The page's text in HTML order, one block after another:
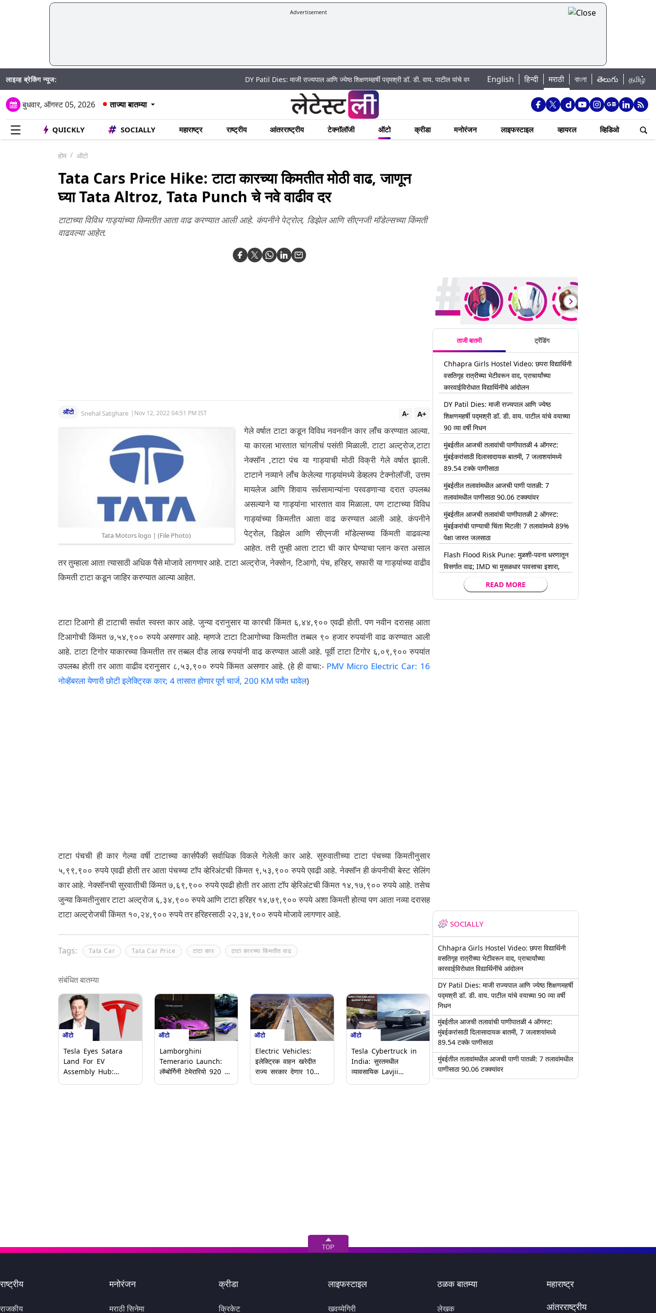
Advertisement
लाइव्ह ब्रेकिंग न्यूज: DY Patil Dies: माजी राज्यपाल आणि ज्येष्ठ शिक्षणमहर्षी पद्मश्री डॉ. डी. वाय. पाटील यांचे वयाच्या 90 व्या वर्षी निधन| मुंबईतील तलावांमधील आजची पाणी पातळी: 7 तलावांमधील
English हिन्दी मराठी বাংলা తెలుగు தமிழ்
बुधवार, ऑगस्ट 05, 2026 ताज्या बातम्या
QUICKLY SOCIALLY महाराष्ट्र राष्ट्रीय आंतरराष्ट्रीय टेक्नॉलॉजी ऑटो क्रीडा मनोरंजन लाइफस्टाइल व्हायरल व्हिडिओ
होम ऑटो
Tata Cars Price Hike: टाटा कारच्या किमतीत मोठी वाढ, जाणून
घ्या Tata Altroz, Tata Punch चे नवे वाढीव दर
टाटाच्या विविध गाड्यांच्या किमतीत आता वाढ करण्यात आली आहे. कंपनीने पेट्रोल, डिझेल आणि सीएनजी मॉडेल्सच्या किंमती
वाढवल्या आहेत.
ऑटो Snehal Satghare | Nov 12, 2022 04:51 PM IST A+
A-
Tata Motors logo | (File Photo)
गेले वर्षात टाटा कडून विविध नवनवीन कार लॉंच करण्यात आल्या.
या कारला भारतात चांगलीचं पसंती मिळाली. टाटा अल्ट्रोज,टाटा
नेक्सॉन ,टाटा पंच या गाड्याची मोठी विक्री गेले वर्षात झाली.
टाटाने नव्याने लॉंच केलेल्या गाड्यांमध्ये डेव्हलप टेक्नोलॉजी, उत्तम
मायलेज आणि शिवाय सर्वसामान्यांना परवडणाऱ्या दरात उपलब्ध
असल्याने या गाड्यांना भारतात वाव मिळाला. पण टाटाच्या विविध
गाड्यांच्या किमतीत आता वाढ करण्यात आली आहे. कंपनीने
पेट्रोल, डिझेल आणि सीएनजी मॉडेल्सच्या किंमती वाढवल्या
आहेत. तरी तुम्ही आता टाटा ची कार घेण्याचा प्लान करत असाल
तर तुम्हाला आता त्यासाठी अधिक पैसे मोजावे लागणार आहे. टाटा अल्ट्रोज, नेक्सोन, टिआगो, पंच, हरिहर, सफारी या गाड्यांच्या वाढीव
किमती टाटा कडून जाहिर करण्यात आल्या आहेत.
टाटा टिआगो ही टाटाची सर्वात स्वस्त कार आहे. जुन्या दरानुसार या कारची किंमत ६,४४,९०० एवढी होती. पण नवीन दरासह आता
टिआगोची किंमत ७,५४,९०० रुपये असणार आहे. म्हणजे टाटा टिआगोच्या किमतीत तब्बल ९० हजार रुपयांनी वाढ करण्यात आली
आहे. टाटा टिगोर याकारच्या किमतीत तर तब्बल दीड लाख रुपयांनी वाढ करण्यात आली आहे. पूर्वी टाटा टिगोर ६,०९,९०० रुपयांत
उपलब्ध होती तर आता वाढीव दरानुसार ८,५३,९०० रुपये किंमत असणार आहे. (हे ही वाचा:- PMV Micro Electric Car: 16
नोव्हेंबरला येणारी छोटी इलेक्ट्रिक कार; 4 तासात होणार पूर्ण चार्ज, 200 KM पर्यंत धावेल)
टाटा पंचची ही कार गेल्या वर्षी टाटाच्या कार्सपैकी सर्वाधिक विकले गेलेली कार आहे. सुरुवातीच्या टाटा पंचच्या किमतीनुसार
५,९९,९०० रुपये एवढी होती तर आता पंचच्या टॉप व्हेरिअंटची किंमत ९,५३,९०० रुपये एवढी आहे. नेक्सॉन ही कंपनीची बेस्ट सेलिंग
कार आहे. नेक्सॉनची सुरवातीची किंमत ७,६९,९०० रुपये एवढी होती तर आता टॉप व्हेरिअंटची किंमत १४,१७,९०० रुपये आहे. तसेच
जुन्या किमतीनुसार टाटा अल्ट्रोज ६,३४,९०० रुपये आणि टाटा हरिहर १४,७९,९०० रुपये अशा किमती होत्या पण आता नव्या दरासह
टाटा अल्ट्रोजची किंमत १०,२४,९०० रुपये तर हरिहरसाठी २२,३४,९०० रुपये मोजावे लागणार आहे.
Tags: Tata Car Tata Car Price टाटा कार टाटा कारच्या किंमतीत वाढ
संबंधित बातम्या
ऑटो
Tesla Eyes Satara
Land For EV
Assembly Hub:
ऑटो
Lamborghini
Temerario Launch:
लॅम्बोर्गिनी टेमेरारियो 920 CV
ऑटो
Electric Vehicles:
इलेक्ट्रिक वाहन खरेदीत
राज्य सरकार देणार 10
ऑटो
Tesla Cybertruck in
India: सुरतमधील
व्यावसायिक Lavjii
ताजी बातमी ट्रेंडिंग
Chhapra Girls Hostel Video: छपरा विद्यार्थिनी
वसतिगृह रात्रीच्या भेटीवरून वाद, प्राचार्यांच्या
कारवाईविरोधात विद्यार्थिनींचे आंदोलन
DY Patil Dies: माजी राज्यपाल आणि ज्येष्ठ
शिक्षणमहर्षी पद्मश्री डॉ. डी. वाय. पाटील यांचे वयाच्या
90 व्या वर्षी निधन
मुंबईतील आजची तलावांची पाणीपातळी 4 ऑगस्ट:
मुंबईकरांसाठी दिलासादायक बातमी, 7 जलाशयांमध्ये
89.54 टक्के पाणीसाठा
मुंबईतील तलावांमधील आजची पाणी पातळी: 7
तलावांमधील पाणीसाठा 90.06 टक्क्यांवर
मुंबईतील आजची तलावांची पाणीपातळी 2 ऑगस्ट:
मुंबईकरांची पाण्याची चिंता मिटली! 7 तलावांमध्ये 89%
पेक्षा जास्त जलसाठा
Flash Flood Risk Pune: मुळशी-पवना धरणातून
विसर्गात वाढ; IMD चा मुसळधार पावसाचा इशारा,
READ MORE
SOCIALLY
Chhapra Girls Hostel Video: छपरा विद्यार्थिनी
वसतिगृह रात्रीच्या भेटीवरून वाद, प्राचार्यांच्या
कारवाईविरोधात विद्यार्थिनींचे आंदोलन
DY Patil Dies: माजी राज्यपाल आणि ज्येष्ठ शिक्षणमहर्षी
पद्मश्री डॉ. डी. वाय. पाटील यांचे वयाच्या 90 व्या वर्षी
निधन
मुंबईतील आजची तलावांची पाणीपातळी 4 ऑगस्ट:
मुंबईकरांसाठी दिलासादायक बातमी, 7 जलाशयांमध्ये
89.54 टक्के पाणीसाठा
मुंबईतील तलावांमधील आजची पाणी पातळी: 7 तलावांमधील
पाणीसाठा 90.06 टक्क्यांवर
राष्ट्रीय
राजकीय
मनोरंजन
मराठी सिनेमा
क्रीडा
क्रिकेट
लाइफस्टाइल
खवय्येगिरी
ठळक बातम्या
लेखक
महाराष्ट्र
आंतरराष्ट्रीय